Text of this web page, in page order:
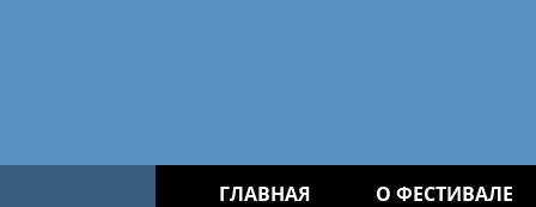
ГЛАВНАЯ О ФЕСТИВАЛЕ